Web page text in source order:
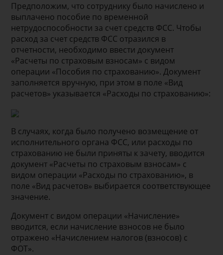
Предположим, что сотруднику было начислено и
выплачено пособие по временной
нетрудоспособности за счет средств ФСС. Чтобы
расход за счет средств ФСС отразился в
отчетности, необходимо ввести документ
«Расчеты по страховым взносам» с видом
операции «Пособия по страхованию». Документ
заполняется вручную, при этом в поле «Вид
расчетов» указывается «Расходы по страхованию»:
В случаях, когда было получено возмещение от
исполнительного органа ФСС, или расходы по
страхованию не были приняты к зачету, вводится
документ «Расчеты по страховым взносам» с
видом операции «Расходы по страхованию», в
поле «Вид расчетов» выбирается соответствующее
значение.
Документ с видом операции «Начисление»
вводится, если начисление взносов не было
отражено «Начислением налогов (взносов) с
ФОТ».